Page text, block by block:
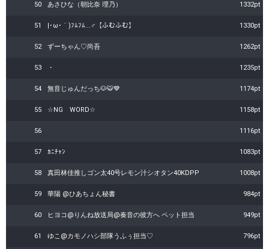
50 あさひな（朝比奈 理乃） 1332pt
51 |･ω･｀)ﾌﾑﾌﾑ...♂【ふむふむ】 1330pt
52 ずーちゃん♡尚吾 1262pt
53 ・ 1235pt
54 無音じゅんだっち🐶🐯💙 1174pt
55 ☆NG WORD☆ 1158pt
56 1116pt
57 ｶﾆﾁｬﾝ 1083pt
58 真田林佳推しゴン太40号レモン汁シオタン40KDPP 1008pt
59 華陽 @ひあちょん秘書 984pt
60 ヒヨコ@りんね放送局@奏音の彼方へ ペット担当 949pt
61 ゆこ@カモノハシ部隊うふぅ担当♡ 796pt